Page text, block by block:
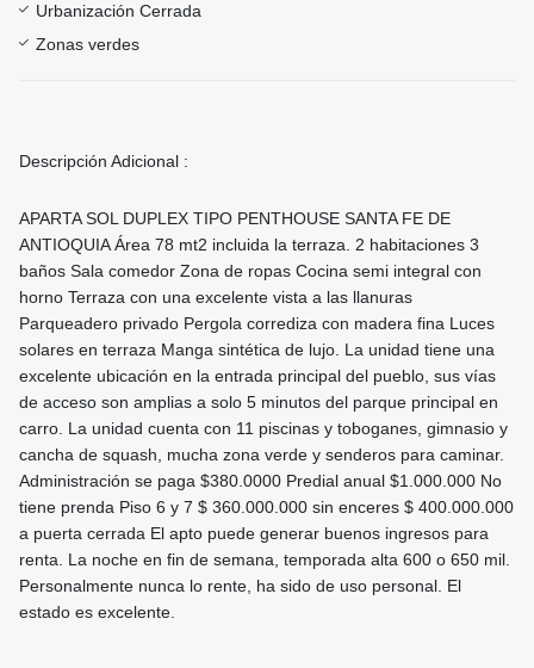
Urbanización Cerrada
Zonas verdes
Descripción Adicional :
APARTA SOL DUPLEX TIPO PENTHOUSE SANTA FE DE
ANTIOQUIA Área 78 mt2 incluida la terraza. 2 habitaciones 3
baños Sala comedor Zona de ropas Cocina semi integral con
horno Terraza con una excelente vista a las llanuras
Parqueadero privado Pergola corrediza con madera fina Luces
solares en terraza Manga sintética de lujo. La unidad tiene una
excelente ubicación en la entrada principal del pueblo, sus vías
de acceso son amplias a solo 5 minutos del parque principal en
carro. La unidad cuenta con 11 piscinas y toboganes, gimnasio y
cancha de squash, mucha zona verde y senderos para caminar.
Administración se paga $380.0000 Predial anual $1.000.000 No
tiene prenda Piso 6 y 7 $ 360.000.000 sin enceres $ 400.000.000
a puerta cerrada El apto puede generar buenos ingresos para
renta. La noche en fin de semana, temporada alta 600 o 650 mil.
Personalmente nunca lo rente, ha sido de uso personal. El
estado es excelente.